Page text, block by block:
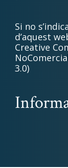
Si no
d’aquest
Creative
3.0)